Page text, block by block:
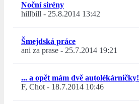
Noční sirény
hillbill - 25.8.2014 13:42
Šmejdská práce
ani za prase - 25.7.2014 19:21
... a opět mám dvě autolékárničky!
F, Chot- 18.7.2014 10:46